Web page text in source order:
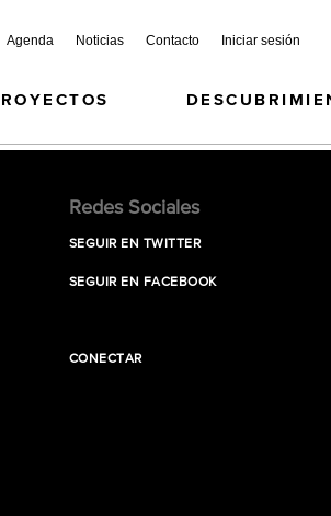
Agenda Noticias Contacto Iniciar sesión
Redes Sociales
SEGUIR EN TWITTER
SEGUIR EN FACEBOOK
CONECTAR